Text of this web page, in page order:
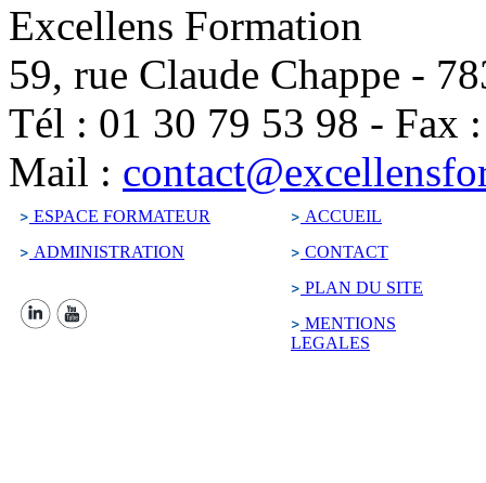
Excellens Formation
59, rue Claude Chappe -
Tél : 01 30 79 53 98 - Fax
Mail :
ESPACE FORMATEUR
ACCUEIL
ADMINISTRATION
CONTACT
PLAN DU SITE
MENTIONS
LEGALES